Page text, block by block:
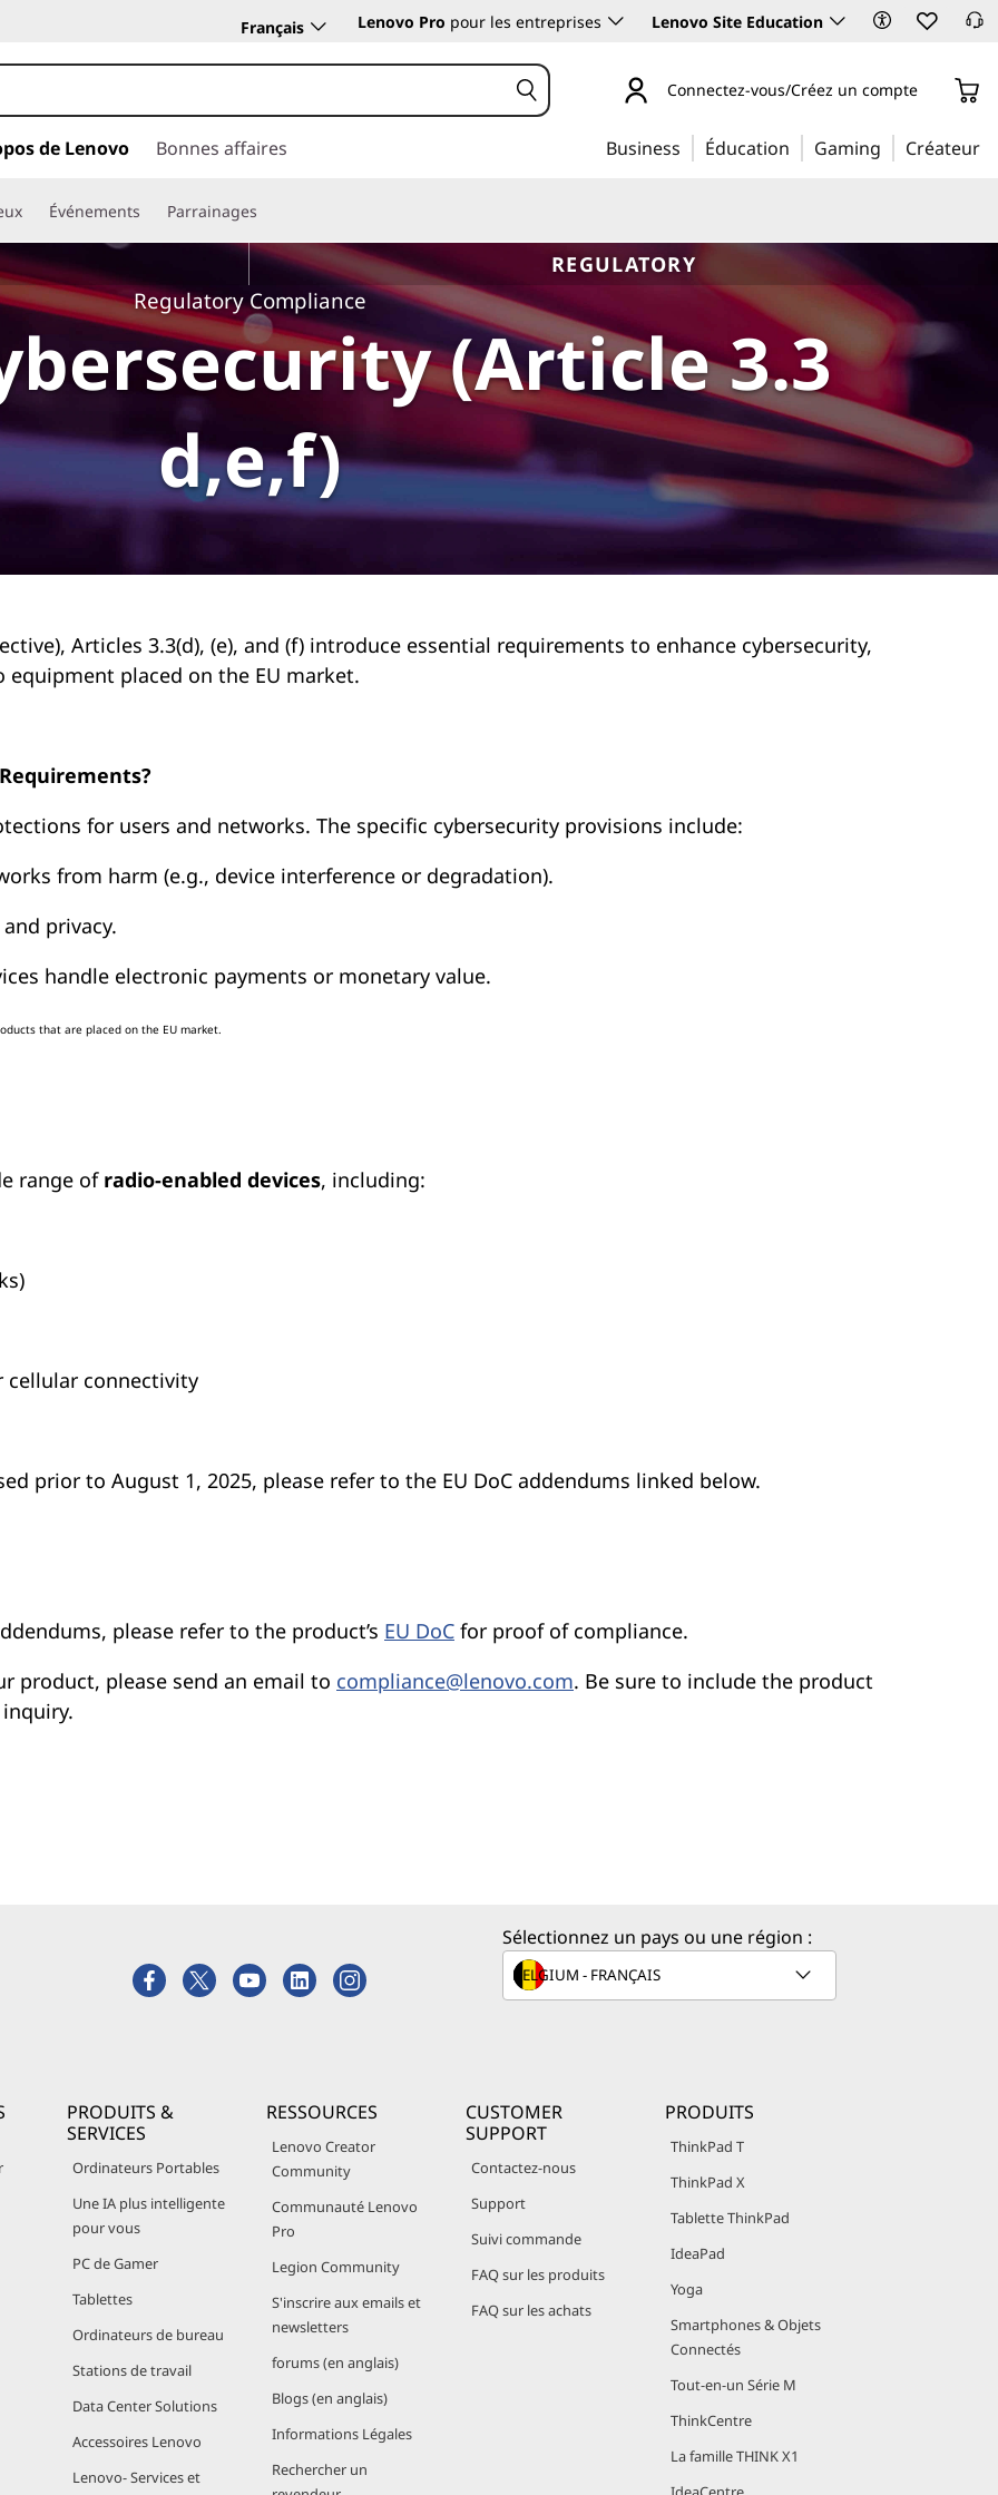
Français Lenovo Pro pour les entreprises Lenovo Site Education
Connectez-vous/Créez un compte
de Lenovo Bonnes affaires Business Éducation Gaming Créateur
Événements Parrainages
REGULATORY
Regulatory Compliance
(Article 3.3
d,e,f)
Articles 3.3(d), (e), and (f) introduce essential requirements to enhance cybersecurity,
placed on the EU market.
for users and networks. The specific cybersecurity provisions include:
from harm (e.g., device interference or degradation).
privacy.
handle electronic payments or monetary value.
that are placed on the EU market.
range of radio-enabled devices, including:
cellular connectivity
prior to August 1, 2025, please refer to the EU DoC addendums linked below.
please refer to the product’s EU DoC for proof of compliance.
product, please send an email to compliance@lenovo.com. Be sure to include the product
Sélectionnez un pays ou une région :
PRODUITS &
SERVICES
Ordinateurs Portables
Une IA plus intelligente
pour vous
PC de Gamer
Tablettes
Ordinateurs de bureau
Stations de travail
Data Center Solutions
Accessoires Lenovo
Lenovo- Services et
RESSOURCES
Lenovo Creator
Community
Communauté Lenovo
Pro
Legion Community
S'inscrire aux emails et
newsletters
forums (en anglais)
Blogs (en anglais)
Informations Légales
Rechercher un
CUSTOMER
SUPPORT
Contactez-nous
Support
Suivi commande
FAQ sur les produits
FAQ sur les achats
PRODUITS
ThinkPad T
ThinkPad X
Tablette ThinkPad
IdeaPad
Yoga
Smartphones & Objets
Connectés
Tout-en-un Série M
ThinkCentre
La famille THINK X1